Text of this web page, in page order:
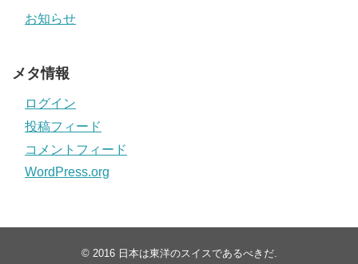
お知らせ
メタ情報
ログイン
投稿フィード
コメントフィード
WordPress.org
© 2016 日本は東洋のスイスであるべきだ.